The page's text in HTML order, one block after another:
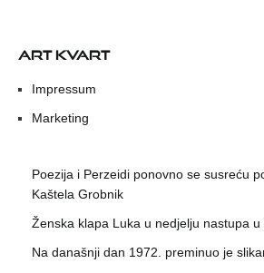
ART KVART
Impressum
Marketing
Poezija i Perzeidi ponovno se susreću
Kaštela Grobnik
Ženska klapa Luka u nedjelju nastupa u
Na današnji dan 1972. preminuo je